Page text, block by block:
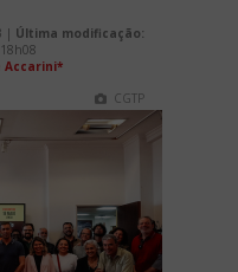
| Última modificação:
Accarini*
CGTP